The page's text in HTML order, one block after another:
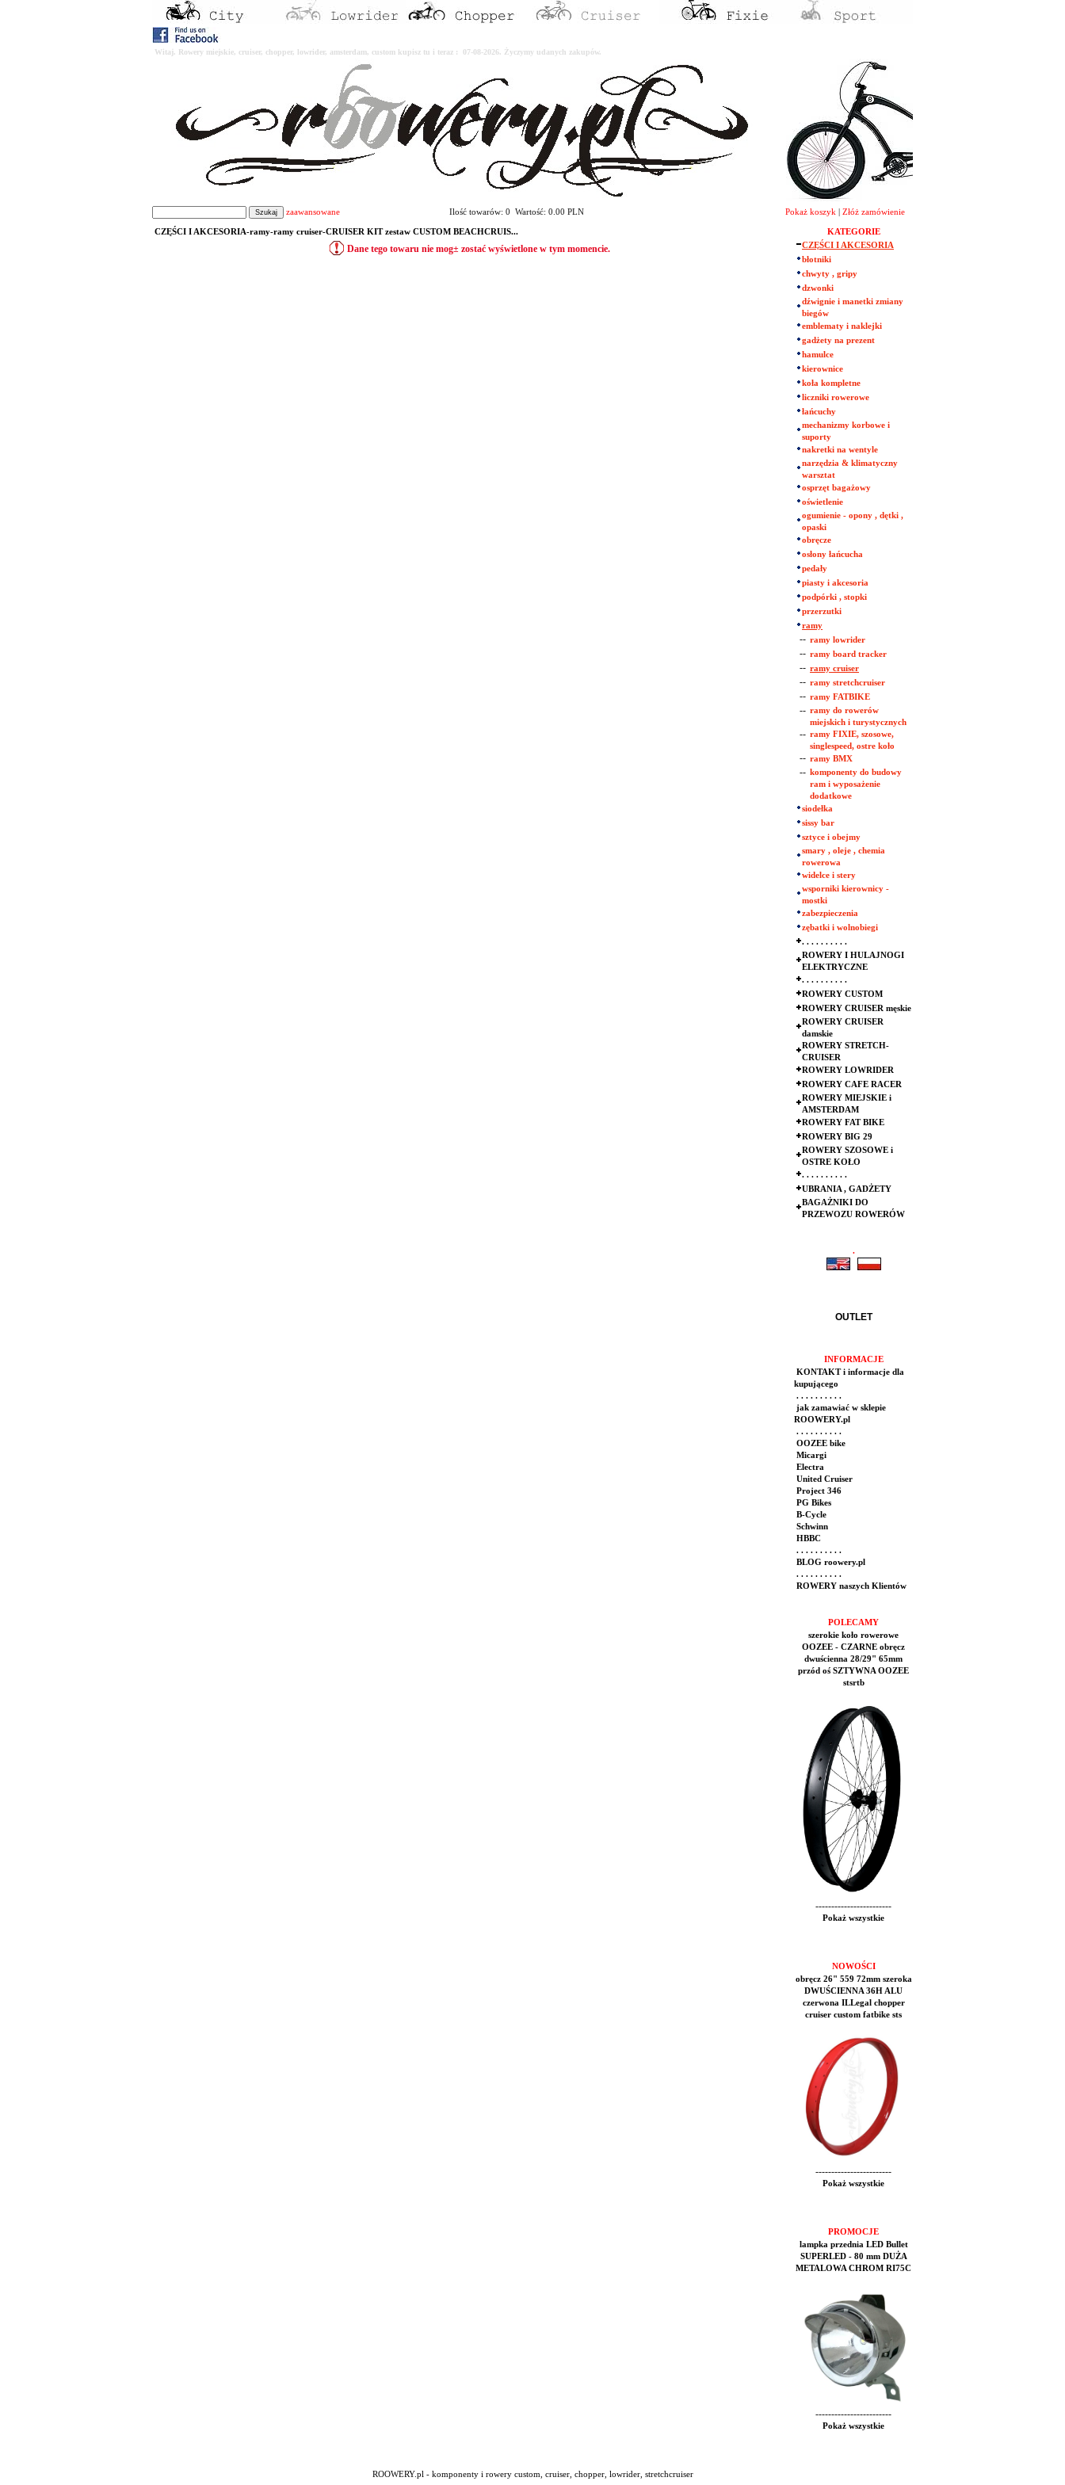
Witaj. Rowery miejskie, cruiser, chopper, lowrider, amsterdam, custom kupisz tu i teraz : 07-08-2026. Życzymy udanych zakupów.
zaawansowane Ilość towarów: 0 Wartość: 0.00 PLN Pokaż koszyk Złóż zamówienie
CZĘŚCI I AKCESORIA-ramy-ramy cruiser-CRUISER KIT zestaw CUSTOM BEACHCRUIS...
Dane tego towaru nie mog± zostać wyświetlone w tym momencie.
KATEGORIE
CZĘŚCI I AKCESORIA
błotniki
chwyty , gripy
dzwonki
dźwignie i manetki zmiany
biegów
emblematy i naklejki
gadżety na prezent
hamulce
kierownice
koła kompletne
liczniki rowerowe
łańcuchy
mechanizmy korbowe i
suporty
nakretki na wentyle
narzędzia & klimatyczny
warsztat
osprzęt bagażowy
oświetlenie
ogumienie - opony , dętki ,
opaski
obręcze
osłony łańcucha
pedały
piasty i akcesoria
podpórki , stopki
przerzutki
ramy
-- ramy lowrider
-- ramy board tracker
-- ramy cruiser
-- ramy stretchcruiser
-- ramy FATBIKE
-- ramy do rowerów
miejskich i turystycznych
-- ramy FIXIE, szosowe,
singlespeed, ostre koło
-- ramy BMX
-- komponenty do budowy
ram i wyposażenie
dodatkowe
siodełka
sissy bar
sztyce i obejmy
smary , oleje , chemia
rowerowa
widelce i stery
wsporniki kierownicy -
mostki
zabezpieczenia
zębatki i wolnobiegi
. . . . . . . . . .
ROWERY I HULAJNOGI
ELEKTRYCZNE
. . . . . . . . . .
ROWERY CUSTOM
ROWERY CRUISER męskie
ROWERY CRUISER
damskie
ROWERY STRETCH-
CRUISER
ROWERY LOWRIDER
ROWERY CAFE RACER
ROWERY MIEJSKIE i
AMSTERDAM
ROWERY FAT BIKE
ROWERY BIG 29
ROWERY SZOSOWE i
OSTRE KOŁO
. . . . . . . . . .
UBRANIA , GADŻETY
BAGAŻNIKI DO
PRZEWOZU ROWERÓW
.
OUTLET
INFORMACJE
KONTAKT i informacje dla
kupującego
. . . . . . . . . .
jak zamawiać w sklepie
ROOWERY.pl
. . . . . . . . . .
OOZEE bike
Micargi
Electra
United Cruiser
Project 346
PG Bikes
B-Cycle
Schwinn
HBBC
. . . . . . . . . .
BLOG roowery.pl
. . . . . . . . . .
ROWERY naszych Klientów
POLECAMY
szerokie koło rowerowe
OOZEE - CZARNE obręcz
dwuścienna 28/29" 65mm
przód oś SZTYWNA OOZEE
stsrtb
------------------------
Pokaż wszystkie
NOWOŚCI
obręcz 26" 559 72mm szeroka
DWUŚCIENNA 36H ALU
czerwona ILLegal chopper
cruiser custom fatbike sts
------------------------
Pokaż wszystkie
PROMOCJE
lampka przednia LED Bullet
SUPERLED - 80 mm DUŻA
METALOWA CHROM RI75C
------------------------
Pokaż wszystkie
ROOWERY.pl - komponenty i rowery custom, cruiser, chopper, lowrider, stretchcruiser